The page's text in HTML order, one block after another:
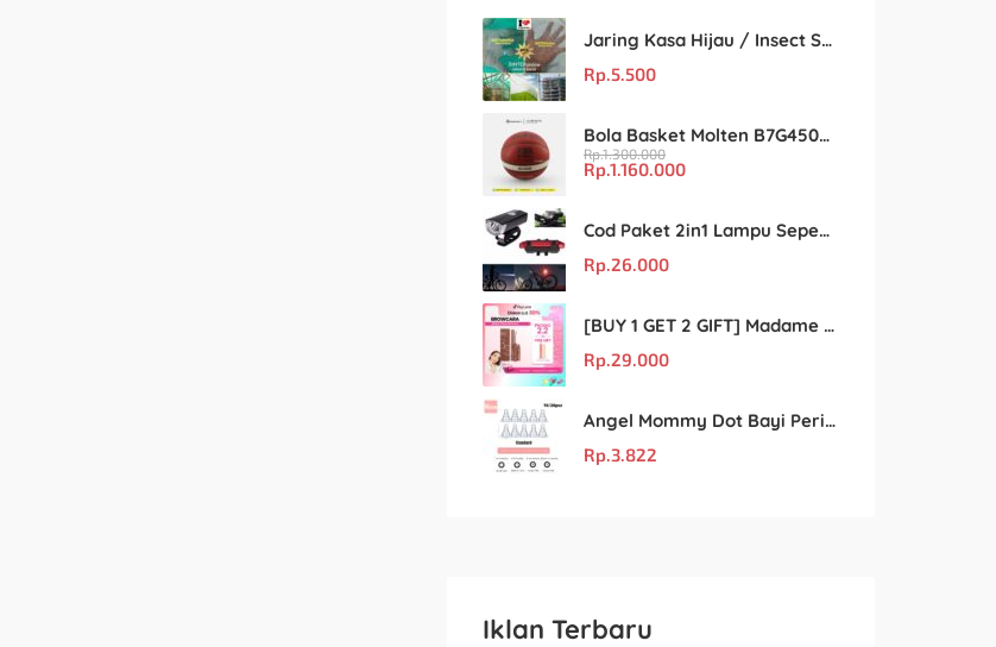
Jaring Kasa Hijau / Insect Screen Net – Kualitas Terjamin & Harga Eceran Terjangkau
Rp.5.500
Bola Basket Molten B7G4500 Size 7 – Resmi FIBA & IBL
Rp.1.300.000
Rp.1.160.000
Cod Paket 2in1 Lampu Sepeda Led Light Depan Dan Belakang Rechargeable
Rp.26.000
[BUY 1 GET 2 GIFT] Madame Gie Beauty Shape Browcara
Rp.29.000
Angel Mommy Dot Bayi Peristaltic S/M/L/X-Cut / Puting Lebar Buram 10pcs
Rp.3.822
Iklan Terbaru